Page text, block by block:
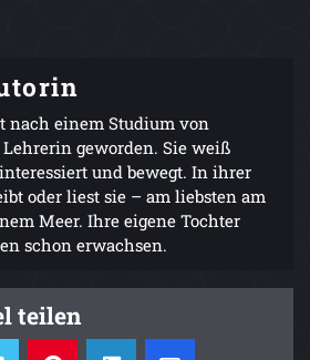
nach einem Studium von
geworden. Sie weiß
und bewegt. In ihrer
oder liest sie – am liebsten am
Meer. Ihre eigene Tochter
schon erwachsen.
teilen